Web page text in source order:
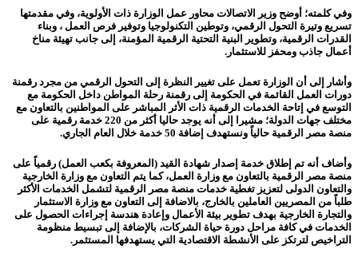
وفي كلمته؛ أوضح وزير الاتصالات محاور عمل الوزارة ذات الأولوية، وفي مقدمتها
تسريع وتيرة التحول الرقمي، وتوطين التكنولوجيا وتوفير فرص العمل ، وبناء
القدرات الرقمية، وتطوير البنية التحتية الرقمية المؤمنة، إلى جانب تهيئة مناخ
أعمال جاذب ومحفز للاستثمار.
وأشار إلى أن الوزارة تعمل على تغيير النظرة إلى التحول الرقمي من مجرد رقمنة
دورات العمل القائمة في الحكومة إلى رقمنة رحلة المواطن داخل الحكومة مع
التوسع في إتاحة الخدمات الرقمية ذات الأثر المباشر على المواطنين بالتعاون مع
مختلف جهات الدولة؛ مشيرا إلى أنه يوجد حاليا أكثر من 220 خدمة رقمية على
منصة مصر الرقمية حالياً ونستهدف إضافة 50 خدمة خلال العام الجاري.
وأضاف أنه تم إطلاق خدمة إصدار شهادة القيد (المعروفة بكعب العمل) رقمياً على
منصة مصر الرقمية بالتعاون مع وزارة العمل، كما يتم التعاون مع وزارة الخارجية
والتعاون الدولى لتعزيز تغطية خدمات منصة مصر الرقمية لتشمل الخدمات الأكثر
طلباً من المصريين العاملين بالخارج، بالاضافة إلى التعاون مع وزارة الاستثمار
والتجارة الخارجية بهدف تطوير بيئة الأعمال وإعادة هندسة إجراءات الحصول على
الخدمات في كافة مراحل دورة حياة الشركات، بالإضافة إلى تبسيط منظومة
التراخيص لترتكز على الأنشطة الاقتصادية التي يستهدفها المستثمر.